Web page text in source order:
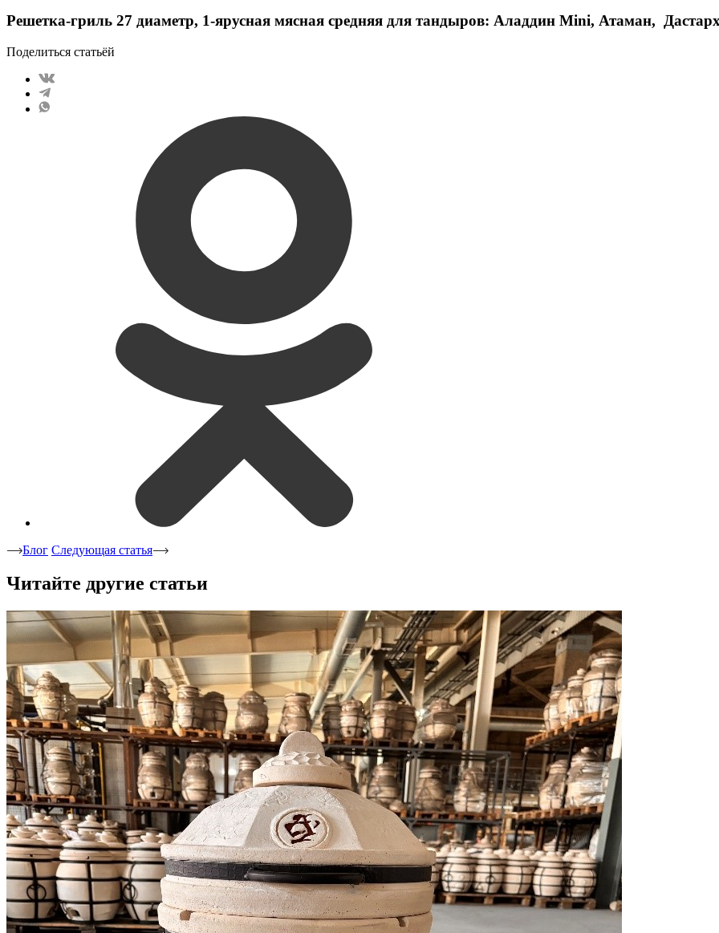
Решетка-гриль 27 диаметр, 1-ярусная мясная средняя для тандыров: Аладдин Mini, Атаман,
Поделиться статьёй
Блог Следующая статья
Читайте другие статьи